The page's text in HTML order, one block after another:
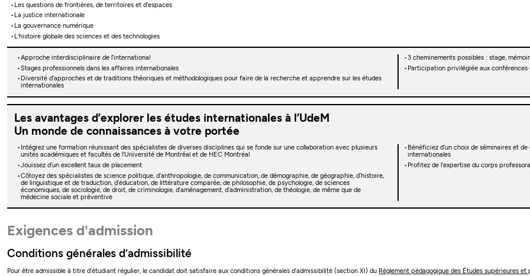
Les questions de frontières, de territoires et d'espaces
La justice internationale
La gouvernance numérique
L'histoire globale des sciences et des technologies
Approche interdisciplinaire de l’international
3 cheminements possibles : stage,
Stages professionnels dans les affaires internationales
Participation privilégiée aux conférences
Diversité d’approches et de traditions théoriques et méthodologiques pour faire de la recherche et apprendre sur les études
internationales
Les avantages d’explorer les études internationales à l’UdeM
Un monde de connaissances à votre portée
Intégrez une formation réunissant des spécialistes de diverses disciplines qui se fonde sur une collaboration avec plusieurs
unités académiques et facultés de l'Université de Montréal et de HEC Montréal
Bénéficiez d’un choix de séminaires et
internationales
Jouissez d’un excellent taux de placement
Profitez de l’expertise du corps
Côtoyez des spécialistes de science politique, d’anthropologie, de communication, de démographie, de géographie, d’histoire,
de linguistique et de traduction, d’éducation, de littérature comparée, de philosophie, de psychologie, de sciences
économiques, de sociologie, de droit, de criminologie, d’aménagement, d’administration, de théologie, de même que de
médecine sociale et préventive
Exigences d'admission
Conditions générales d’admissibilité
Pour être admissible à titre d’étudiant régulier, le candidat doit satisfaire aux conditions générales d’admissibilité (section XI) du Règlement pédagogique des Études supérieures et